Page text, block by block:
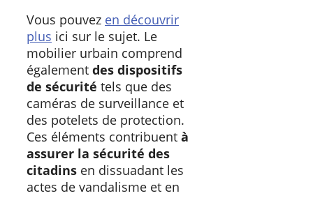
Vous pouvez en découvrir
plus ici sur le sujet. Le
mobilier urbain comprend
également des dispositifs
de sécurité tels que des
caméras de surveillance et
des potelets de protection.
Ces éléments contribuent à
assurer la sécurité des
citadins en dissuadant les
actes de vandalisme et en